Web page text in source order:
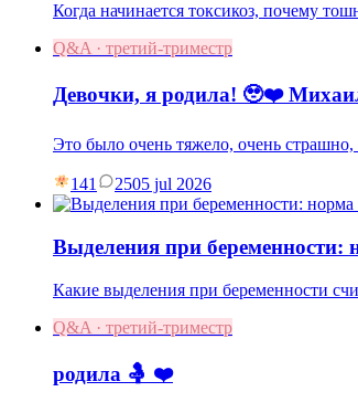
Когда начинается токсикоз, почему
Q&A · третий-триместр
Девочки, я родила! 🥹❤️
Это было очень тяжело, очень
141 2505 jul 2026
Выделения при
Какие выделения при беременности
Q&A · третий-триместр
родила 🤱 ❤️